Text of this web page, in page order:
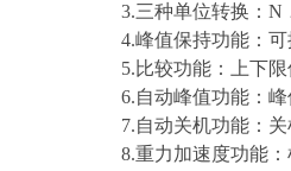
3.三种单位转换：
4.峰值保持功能：
5.比较功能：上下
6.自动峰值功能：
7.自动关机功能：
8.重力加速度功能